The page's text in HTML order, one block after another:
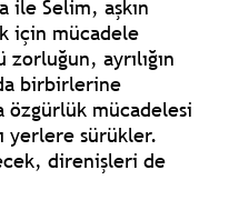
ile Selim, aşkın
için mücadele
ayrılığın
birbirlerine
özgürlük mücadelesi
yerlere sürükler.
direnişleri de